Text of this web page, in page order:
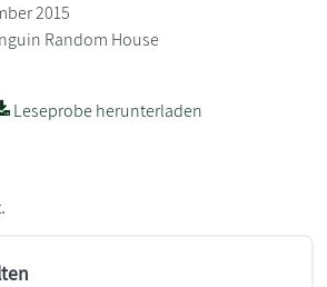
2015
Random House
Leseprobe herunterladen